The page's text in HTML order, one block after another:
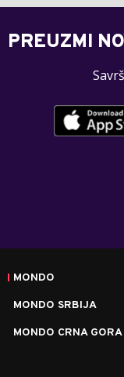
PREUZMI
MONDO
MONDO SRBIJA
MONDO CRNA GORA